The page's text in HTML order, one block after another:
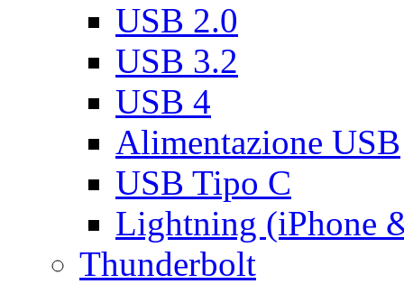
USB 2.0
USB 3.2
USB 4
Alimentazione USB
USB Tipo C
Lightning (iPhone
Thunderbolt